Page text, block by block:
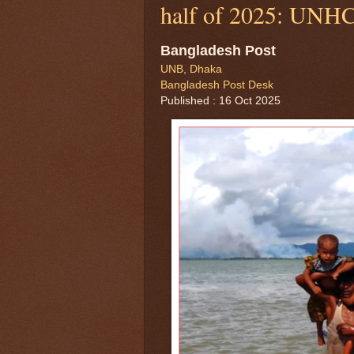
half of 2025:
Bangladesh Post
UNB, Dhaka
Bangladesh Post Desk
Published : 16 Oct 2025